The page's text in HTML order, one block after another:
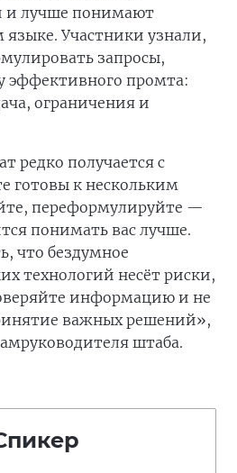
и лучше понимают
языке. Участники узнали,
запросы,
эффективного промта:
ограничения и
редко получается с
готовы к нескольким
переформулируйте —
понимать вас лучше.
что бездумное
технологий несёт риски,
информацию и не
важных решений»,
штаба.